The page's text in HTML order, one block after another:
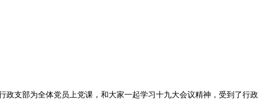
支部为全体党员上党课，和大家一起学习十九大会议精神，受到了行政